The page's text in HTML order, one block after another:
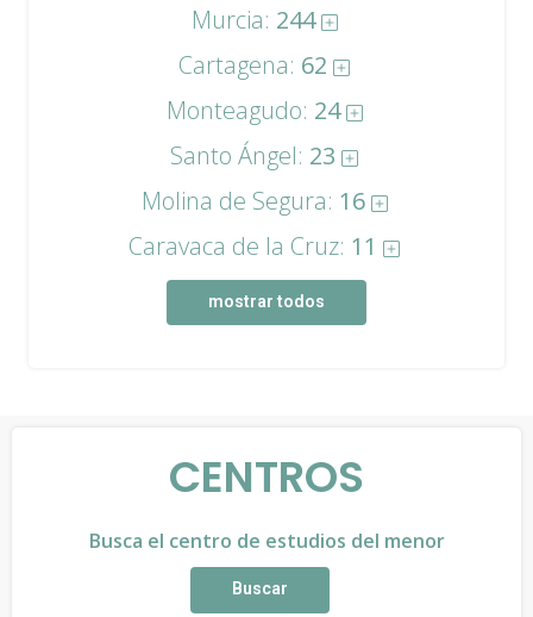
Murcia: 244
Cartagena: 62
Monteagudo: 24
Santo Ángel: 23
Molina de Segura: 16
Caravaca de la Cruz: 11
mostrar todos
CENTROS
Busca el centro de estudios del menor
Buscar